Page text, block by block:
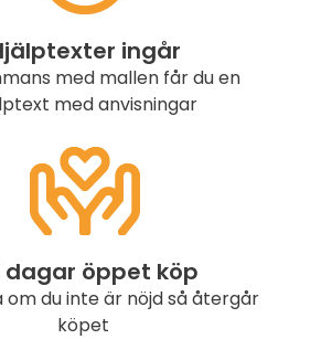
ingår
med mallen får du en
med anvisningar
dagar öppet köp
om du inte är nöjd så återgår
köpet